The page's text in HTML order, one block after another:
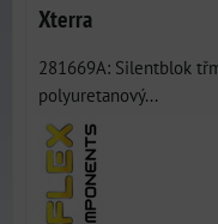
Xterra
281669A: Silentblok
polyuretanový...